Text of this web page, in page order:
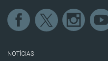
NOTÍCIAS